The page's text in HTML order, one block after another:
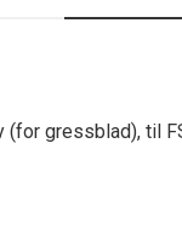
gressblad), til